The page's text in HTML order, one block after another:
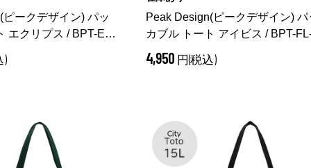
ークデザイン) パッ
エクリプス / BPT-EP-
)
Peak Design(ピークデザイン) パ
カブル トート アイビス / BPT-
3 （ アイビス）
4,950 円(税込)